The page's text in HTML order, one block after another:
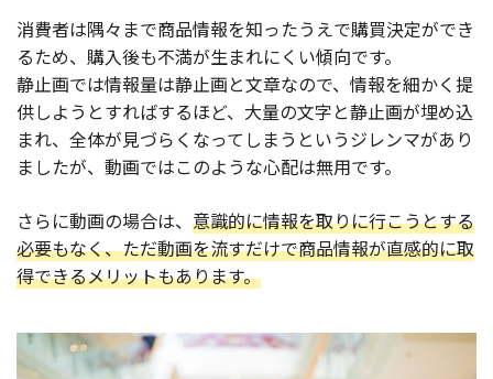
消費者は隅々まで商品情報を知ったうえで購買決定ができ
るため、購入後も不満が生まれにくい傾向です。
静止画では情報量は静止画と文章なので、情報を細かく提
供しようとすればするほど、大量の文字と静止画が埋め込
まれ、全体が見づらくなってしまうというジレンマがあり
ましたが、動画ではこのような心配は無用です。
さらに動画の場合は、 意識的に情報を取りに行こうとする
必要もなく、ただ動画を流すだけで商品情報が直感的に取
得できるメリットもあります。